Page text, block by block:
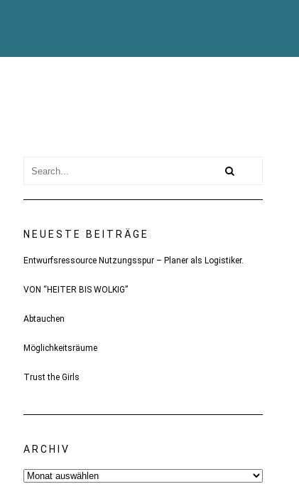
NEUESTE BEITRÄGE
Entwurfsressource Nutzungsspur – Planer als Logistiker.
VON “HEITER BIS WOLKIG”
Abtauchen
Möglichkeitsräume
Trust the Girls
ARCHIV
Archiv